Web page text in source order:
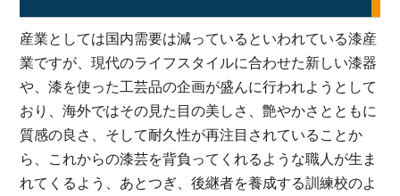
産業としては国内需要は減っているといわれている漆産
業ですが、現代のライフスタイルに合わせた新しい漆器
や、漆を使った工芸品の企画が盛んに行われようとして
おり、海外ではその見た目の美しさ、艶やかさとともに
質感の良さ、そして耐久性が再注目されていることか
ら、これからの漆芸を背負ってくれるような職人が生ま
れてくるよう、あとつぎ、後継者を養成する訓練校のよ